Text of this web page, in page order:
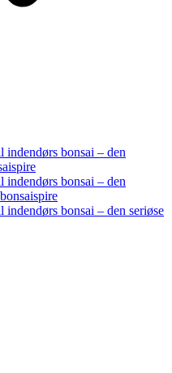
indendørs bonsai – den
indendørs bonsai – den
indendørs bonsai – den seriøse